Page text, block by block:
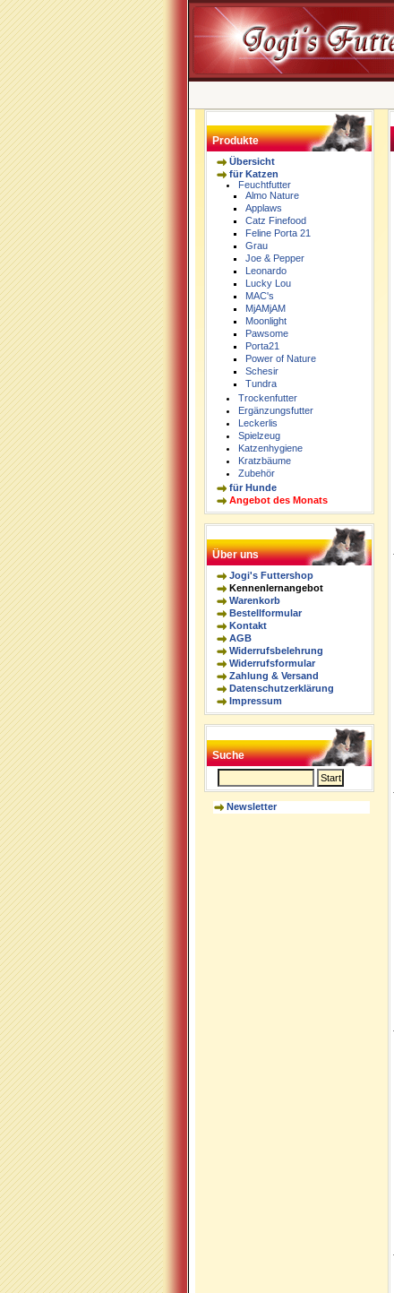
Produkte
Übersicht
für Katzen
Feuchtfutter
Almo Nature
Applaws
Catz Finefood
Feline Porta 21
Grau
Joe & Pepper
Leonardo
Lucky Lou
MAC's
MjAMjAM
Moonlight
Pawsome
Porta21
Power of Nature
Schesir
Tundra
Trockenfutter
Ergänzungsfutter
Leckerlis
Spielzeug
Katzenhygiene
Kratzbäume
Zubehör
für Hunde
Angebot des Monats
Über uns
Jogi's Futtershop
Kennenlernangebot
Warenkorb
Bestellformular
Kontakt
AGB
Widerrufsbelehrung
Widerrufsformular
Zahlung & Versand
Datenschutzerklärung
Impressum
Suche
Newsletter